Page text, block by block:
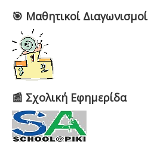
🎯 Μαθητικοί Διαγωνισμοί
📰 Σχολική Εφημερίδα